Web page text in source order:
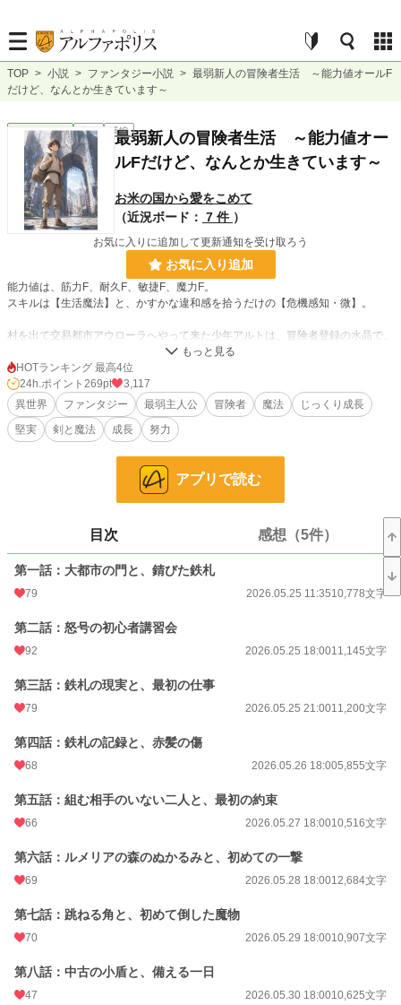
TOP > 小説 > ファンタジー小説 > 最弱新人の冒険者生活 ～能力値オールF
だけど、なんとか生きています～
ファンタジー 完結 長編
最弱新人の冒険者生活 ～能力値オー
ルFだけど、なんとか生きています～
お米の国から愛をこめて
（近況ボード： 7 件 ）
お気に入りに追加して更新通知を受け取ろう
お気に入り追加
能力値は、筋力F、耐久F、敏捷F、魔力F。
スキルは【生活魔法】と、かすかな違和感を拾うだけの【危機感知・微】。
村を出て交易都市アウローラへやって来た少年アルトは、冒険者登録の水晶で、
自分が見事なまでに“全部F”だと知る。
頼れるのは、父のお古の鈍い短剣と、少しの所持金だけ。
まともな防具もなく、戦う力もない。
そんなアルトが選んだのは、無理に強敵へ挑む道ではなく、街中の雑用依頼をこ
なし、薬草を採り、スライムの核を拾い、毎日きちんと生きて帰ることだった。
やがてアルトは、赤髪の少女リーズと行動を共にするようになる。
前に出るリーズと、慎重に周囲を見るアルト。
最初は噛み合わなかった二人も、小さな失敗と報告を重ねながら、少しずつ冒険
これは、最弱の新人が急に無双する物語ではない。
怖さを知り、足元を見て、できることを一つずつ増やしていく物語。
能力値オールFだけど、なんとか生きています。
小説
ファンタジー 872 位 / 53,243 件
お気に入り
24h.ポイント 269 pt
文字数
更新日時 2026.07.12 18:00
月間ポイント
68,367 pt (8,182 位)
累計ポイント
HOTランキング 最高4位
24h.ポイント 269pt
3,117
異世界
ファンタジー 最弱主人公 冒険者 魔法
じっくり成長
堅実
剣と魔法 成長 努力
アプリで読む
目次 感想（5件）
第一話：大都市の門と、錆びた鉄札
79 2026.05.25 11:3510,778文字
第二話：怒号の初心者講習会
92 2026.05.25 18:0011,145文字
第三話：鉄札の現実と、最初の仕事
79 2026.05.25 21:0011,200文字
第四話：鉄札の記録と、赤髪の傷
68 2026.05.26 18:005,855文字
第五話：組む相手のいない二人と、最初の約束
66 2026.05.27 18:0010,516文字
第六話：ルメリアの森のぬかるみと、初めての一撃
69 2026.05.28 18:0012,684文字
第七話：跳ねる角と、初めて倒した魔物
70 2026.05.29 18:0010,907文字
第八話：中古の小盾と、備える一日
47 2026.05.30 18:0010,625文字